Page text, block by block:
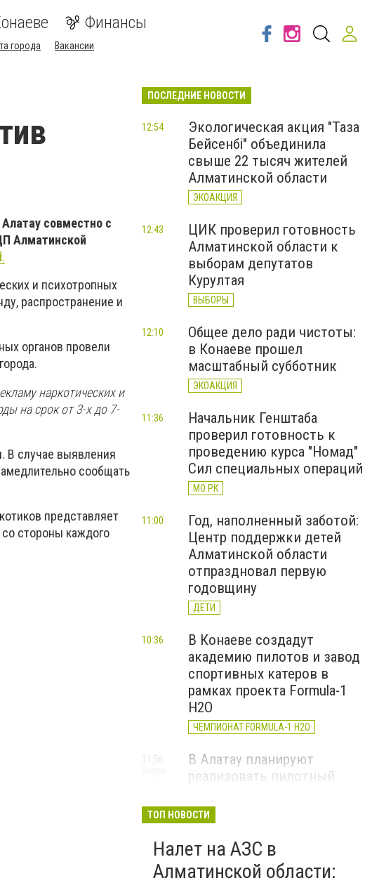
Финансы
города Вакансии
совместно с
Алматинской
и психотропных
распространение и
органов провели
наркотических и
на срок от 3-х до 7-
В случае выявления
сообщать
представляет
со стороны каждого
ПОСЛЕДНИЕ НОВОСТИ
Экологическая акция "Таза
Бейсенбі" объединила
свыше 22 тысяч жителей
Алматинской области
ЭКОАКЦИЯ
12:54
ЦИК проверил готовность
Алматинской области к
выборам депутатов
Курултая
ВЫБОРЫ
12:43
Общее дело ради чистоты:
в Конаеве прошел
масштабный субботник
ЭКОАКЦИЯ
12:10
Начальник Генштаба
проверил готовность к
проведению курса "Номад"
Сил специальных операций
МО РК
11:36
Год, наполненный заботой:
Центр поддержки детей
Алматинской области
отпраздновал первую
годовщину
ДЕТИ
11:00
В Конаеве создадут
академию пилотов и завод
спортивных катеров в
рамках проекта Formula-1
H2O
ЧЕМПИОНАТ FORMULA-1 H2O
10:36
В Алатау планируют
реализовать пилотный
"зеленого" авиатоплива
11:56
Алматы облысының
мамандандырылған
14:19
4 августа
ТОП НОВОСТИ
Налет на АЗС в
Алматинской области: